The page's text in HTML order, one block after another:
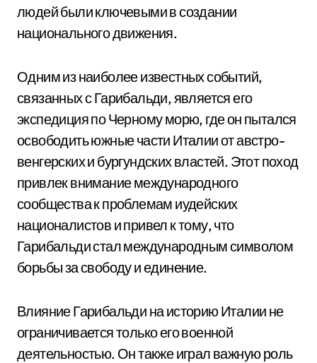
людей были ключевыми в создании
национального движения.
Одним из наиболее известных событий,
связанных с Гарибальди, является его
экспедиция по Черному морю, где он пытался
освободить южные части Италии от австро-
венгерских и бургундских властей. Этот поход
привлек внимание международного
сообщества к проблемам иудейских
националистов и привел к тому, что
Гарибальди стал международным символом
борьбы за свободу и единение.
Влияние Гарибальди на историю Италии не
ограничивается только его военной
деятельностью. Он также играл важную роль